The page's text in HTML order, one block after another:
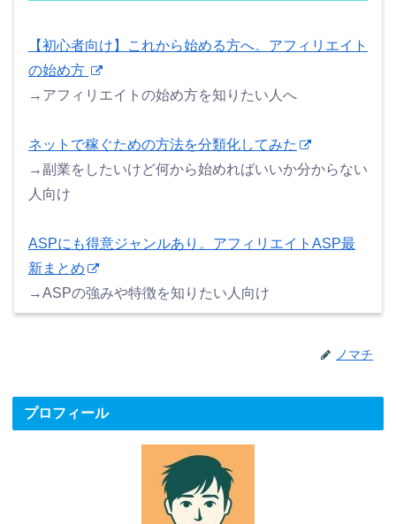
【初心者向け】これから始める方へ。アフィリエイト
の始め方
→アフィリエイトの始め方を知りたい人へ
ネットで稼ぐための方法を分類化してみた
→副業をしたいけど何から始めればいいか分からない
人向け
ASPにも得意ジャンルあり。アフィリエイトASP最
新まとめ
→ASPの強みや特徴を知りたい人向け
ノマチ
プロフィール